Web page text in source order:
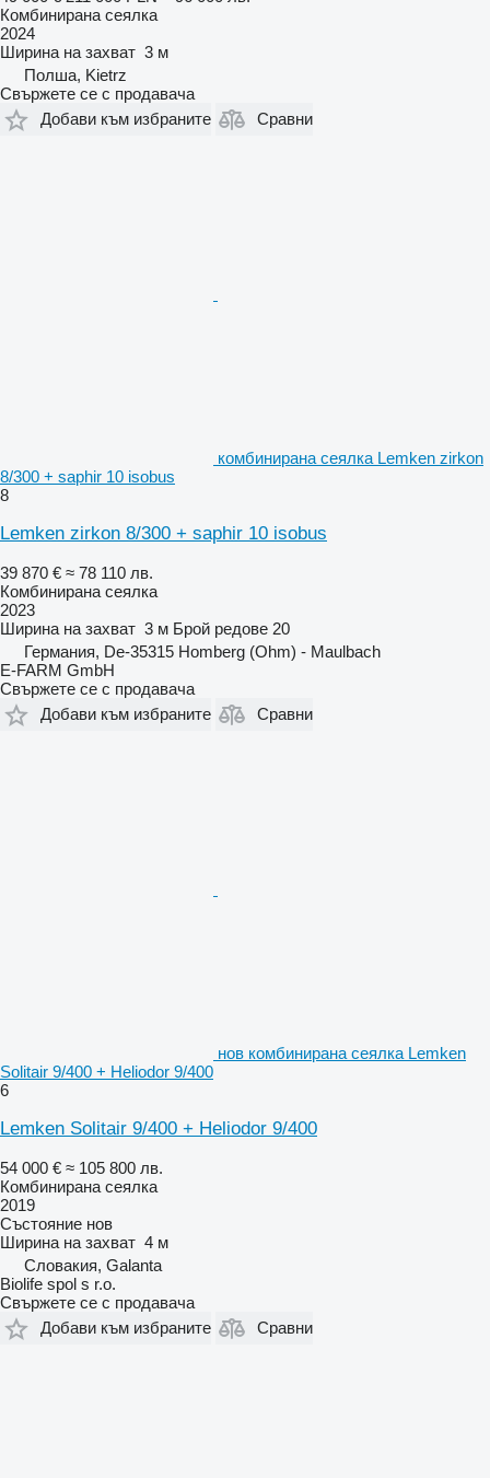
Комбинирана сеялка
2024
Ширина на захват 3 м
Полша, Kietrz
Свържете се с продавача
Добави към избраните
Сравни
комбинирана сеялка Lemken zirkon
8/300 + saphir 10 isobus
8
Lemken zirkon 8/300 + saphir 10 isobus
39 870 € ≈ 78 110 лв.
Комбинирана сеялка
2023
Ширина на захват 3 м Брой редове 20
Германия, De-35315 Homberg (Ohm) - Maulbach
E-FARM GmbH
Свържете се с продавача
Добави към избраните
Сравни
нов комбинирана сеялка Lemken
Solitair 9/400 + Heliodor 9/400
6
Lemken Solitair 9/400 + Heliodor 9/400
54 000 € ≈ 105 800 лв.
Комбинирана сеялка
2019
Състояние нов
Ширина на захват 4 м
Словакия, Galanta
Biolife spol s r.o.
Свържете се с продавача
Добави към избраните
Сравни